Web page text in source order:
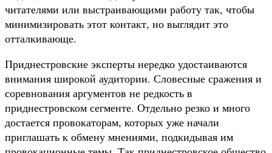
читателями или выстраивающими работу так, чтобы
минимизировать этот контакт, но выглядит это
отталкивающе.
Приднестровские эксперты нередко удостаиваются
внимания широкой аудитории. Словесные сражения и
соревнования аргументов не редкость в
приднестровском сегменте. Отдельно резко и много
достается провокаторам, которых уже начали
приглашать к обмену мнениями, подкидывая им